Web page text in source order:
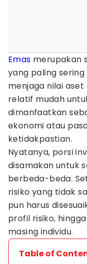
Emas merupakan
yang paling
menjaga nilai aset
relatif mudah
dimanfaatkan
ekonomi atau
ketidakpastian.
Nyatanya, porsi
disamakan untuk
berbeda-beda.
risiko yang tidak
pun harus
profil risiko,
masing individu.
Table of